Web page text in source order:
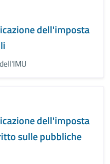
dell'imposta
dell'imposta
sulle pubbliche